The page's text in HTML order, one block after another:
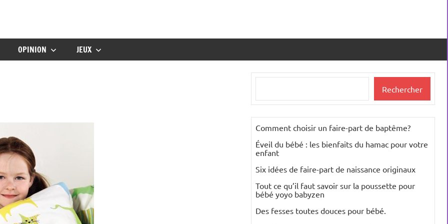
OPINION JEUX
Rechercher
Comment choisir un faire-part de baptême?
Éveil du bébé : les bienfaits du hamac pour votre
enfant
Six idées de faire-part de naissance originaux
Tout ce qu’il faut savoir sur la poussette pour
bébé yoyo babyzen
Des fesses toutes douces pour bébé.